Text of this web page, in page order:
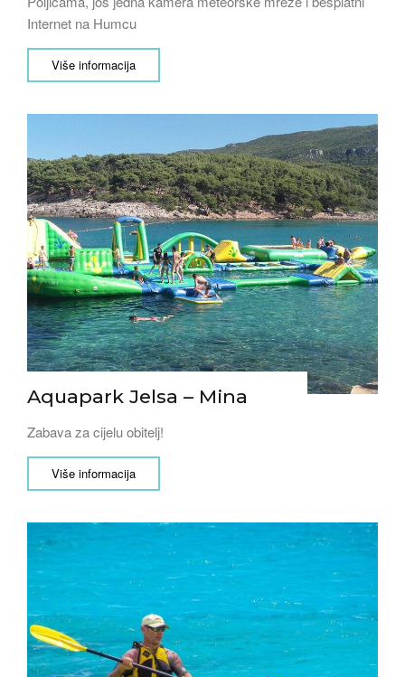
Internet na Humcu
Više informacija
Aquapark Jelsa – Mina
Zabava za cijelu obitelj!
Više informacija